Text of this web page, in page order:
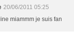
20/06/2011 05:25
miammm je suis fan